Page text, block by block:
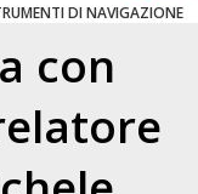
DI NAVIGAZIONE
con